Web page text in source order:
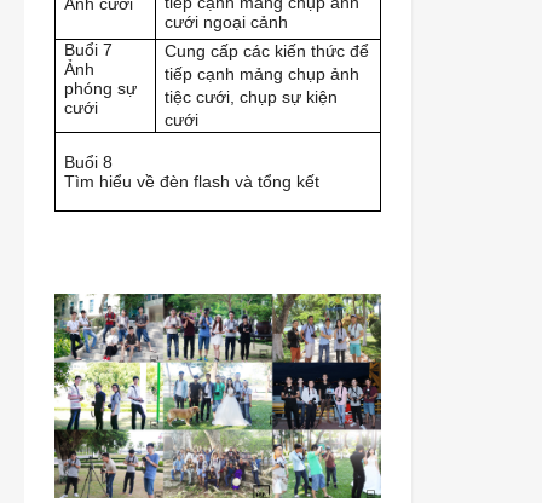
Ảnh cưới
cưới ngoại cảnh
Buổi 7
Ảnh
phóng sự
cưới
Cung cấp các kiến thức để
tiếp cạnh mảng chụp ảnh
tiệc cưới, chụp sự kiện
cưới
Buổi 8
Tìm hiểu về đèn flash và tổng kết